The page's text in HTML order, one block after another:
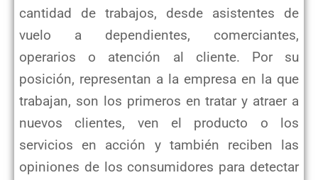
cantidad de trabajos, desde asistentes de
vuelo a dependientes, comerciantes,
operarios o atención al cliente. Por su
posición, representan a la empresa en la que
trabajan, son los primeros en tratar y atraer a
nuevos clientes, ven el producto o los
servicios en acción y también reciben
las
opiniones de los consumidores para detectar